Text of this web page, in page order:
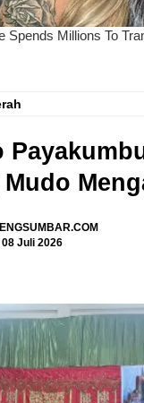
08 Juli 2026